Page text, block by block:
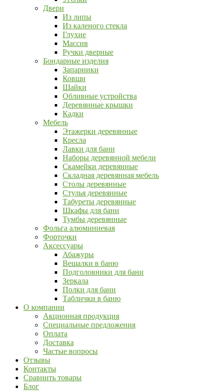
Двери
Из липы
Из каленого стекла
Глухие
Массив
Ручки дверные
Бондарные изделия
Запарники
Ковши
Шайки
Обливные устройства
Деревянные крышки
Кадки
Мебель
Этажерки деревянные
Кресла
Лавки для бани
Наборы деревянной мебели
Скамейки деревянные
Складная деревянная мебель
Столы деревянные
Стулья деревянные
Табуреты деревянные
Шкафы для бани
Тумбы деревянные
Фольга алюминиевая
Форточки
Аксессуары
Абажуры
Вешалки в баню
Подголовники для бани
Зеркала
Полки для бани
Таблички в баню
О компании
Акционная продукция
Специальные предложения
Оплата
Доставка
Частые вопросы
Отзывы
Контакты
Сравнить товары
Блог